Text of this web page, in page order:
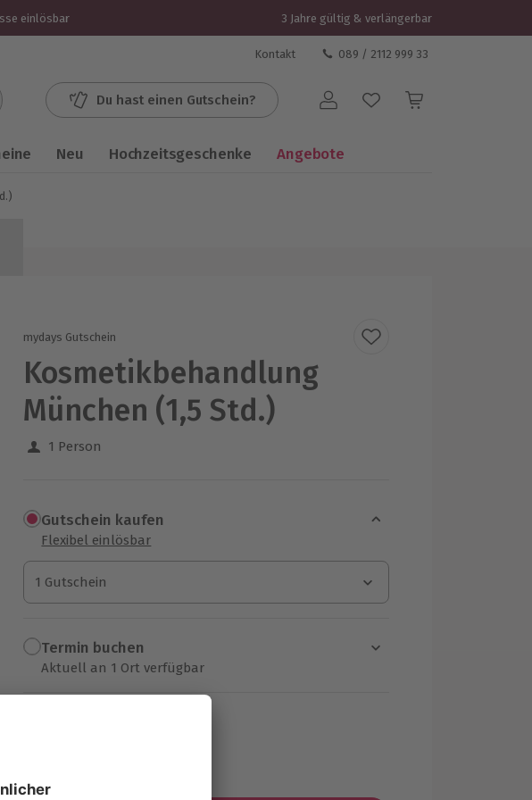
einlösbar 3 Jahre gültig & verlängerbar
Kontakt 089 / 2112 999 33
Du hast einen Gutschein? Benutzerkonto
Neu Hochzeitsgeschenke Angebote
mydays Gutschein
Kosmetikbehandlung
München (1,5 Std.)
1 Person
Gutschein kaufen
Flexibel einlösbar
1 Gutschein
1 Gutschein
1 Gutschein
Termin buchen
Aktuell an 1 Ort verfügbar
Wähle im nächsten Schritt einen Termin aus